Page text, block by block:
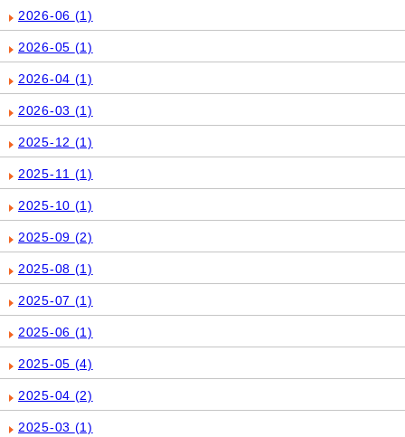
2026-06 (1)
2026-05 (1)
2026-04 (1)
2026-03 (1)
2025-12 (1)
2025-11 (1)
2025-10 (1)
2025-09 (2)
2025-08 (1)
2025-07 (1)
2025-06 (1)
2025-05 (4)
2025-04 (2)
2025-03 (1)